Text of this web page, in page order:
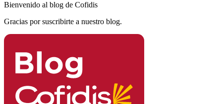
Bienvenido al blog de Cofidis
Gracias por suscribirte a nuestro blog.